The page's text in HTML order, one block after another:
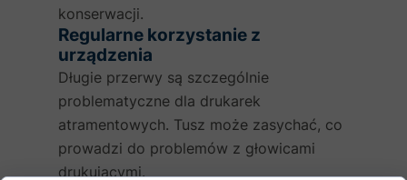
konserwacji.
Regularne korzystanie z
urządzenia
Długie przerwy są szczególnie
problematyczne dla drukarek
atramentowych. Tusz może zasychać, co
prowadzi do problemów z głowicami
drukującymi.